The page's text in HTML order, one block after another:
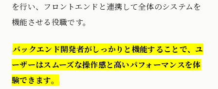
を行い、フロントエンドと連携して全体のシステムを
機能させる役職です。
バックエンド開発者がしっかりと機能することで、ユ
ーザーはスムーズな操作感と高いパフォーマンスを体
験できます。